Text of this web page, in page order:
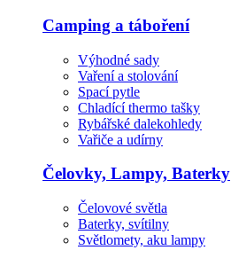
Camping a táboření
Výhodné sady
Vaření a stolování
Spací pytle
Chladící thermo tašky
Rybářské dalekohledy
Vařiče a udírny
Čelovky, Lampy, Baterky
Čelovové světla
Baterky, svítilny
Světlomety, aku lampy